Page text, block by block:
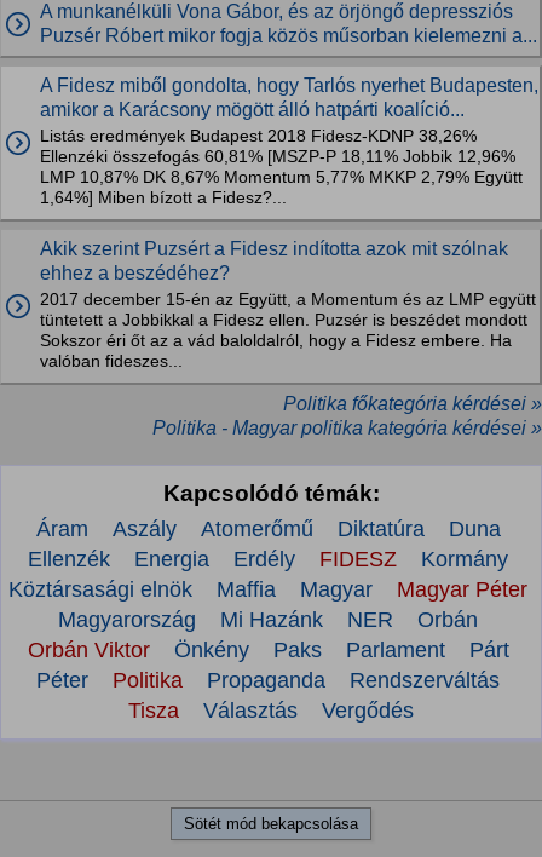
A munkanélküli Vona Gábor, és az örjöngő depressziós
Puzsér Róbert mikor fogja közös műsorban kielemezni a...
A Fidesz miből gondolta, hogy Tarlós nyerhet Budapesten,
amikor a Karácsony mögött álló hatpárti koalíció...
Listás eredmények Budapest 2018 Fidesz-KDNP 38,26%
Ellenzéki összefogás 60,81% [MSZP-P 18,11% Jobbik 12,96%
LMP 10,87% DK 8,67% Momentum 5,77% MKKP 2,79% Együtt
1,64%] Miben bízott a Fidesz?...
Akik szerint Puzsért a Fidesz indította azok mit szólnak
ehhez a beszédéhez?
2017 december 15-én az Együtt, a Momentum és az LMP együtt
tüntetett a Jobbikkal a Fidesz ellen. Puzsér is beszédet mondott
Sokszor éri őt az a vád baloldalról, hogy a Fidesz embere. Ha
valóban fideszes...
Politika főkategória kérdései »
Politika - Magyar politika kategória kérdései »
Kapcsolódó témák:
Áram Aszály Atomerőmű Diktatúra
Duna
Ellenzék
Energia Erdély FIDESZ
Kormány
Köztársasági elnök
Maffia Magyar
Magyar Péter
Magyarország
Mi Hazánk NER
Orbán
Orbán Viktor
Önkény Paks Parlament
Párt
Péter
Politika Propaganda
Rendszerváltás
Tisza
Választás Vergődés
Sötét mód bekapcsolása